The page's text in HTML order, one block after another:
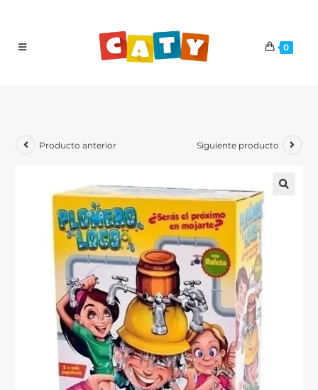
0
Producto anterior Siguiente producto